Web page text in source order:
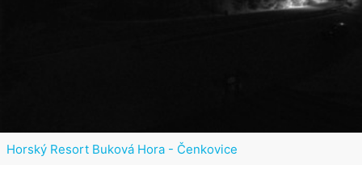
Horský Resort Buková Hora - Čenkovice